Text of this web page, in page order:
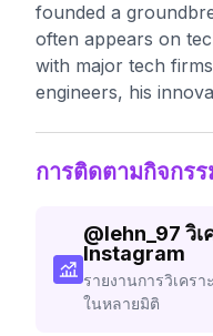
founded a
often appears on
with major tech
engineers, his
การติดตามกิจกร
@lehn_97 วิเ
Instagram
รายงานการวิเคร
ในหลายมิติ